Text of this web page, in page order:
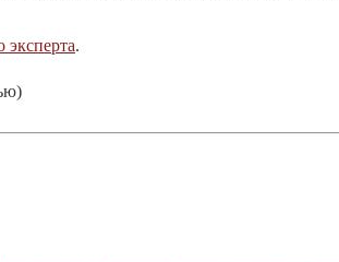
эксперта.